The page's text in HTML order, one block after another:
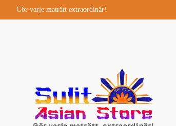
Gör varje maträtt extraordinär!